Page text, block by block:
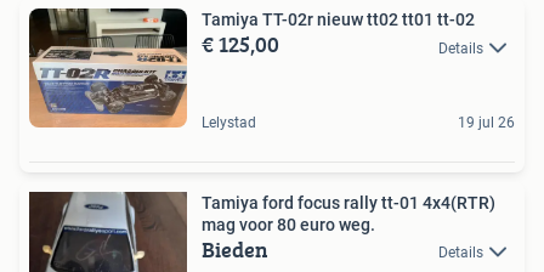
Tamiya TT-02r nieuw tt02 tt01 tt-02
€ 125,00 Details
Lelystad 19 jul 26
Tamiya ford focus rally tt-01 4x4(RTR)
mag voor 80 euro weg.
Bieden Details